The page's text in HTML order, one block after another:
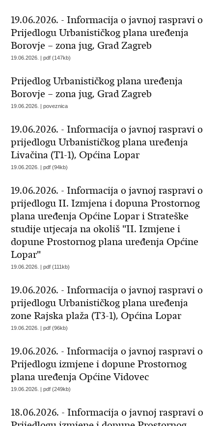
19.06.2026. - Informacija o javnoj raspravi o
Prijedlogu Urbanističkog plana uređenja
Borovje – zona jug, Grad Zagreb
19.06.2026. | pdf (147kb)
Prijedlog Urbanističkog plana uređenja
Borovje – zona jug, Grad Zagreb
19.06.2026. | poveznica
19.06.2026. - Informacija o javnoj raspravi o
prijedlogu Urbanističkog plana uređenja
Livačina (T1-1), Općina Lopar
19.06.2026. | pdf (94kb)
19.06.2026. - Informacija o javnoj raspravi o
prijedlogu II. Izmjena i dopuna Prostornog
plana uređenja Općine Lopar i Strateške
studije utjecaja na okoliš "II. Izmjene i
dopune Prostornog plana uređenja Općine
Lopar"
19.06.2026. | pdf (111kb)
19.06.2026. - Informacija o javnoj raspravi o
prijedlogu Urbanističkog plana uređenja
zone Rajska plaža (T3-1), Općina Lopar
19.06.2026. | pdf (96kb)
19.06.2026. - Informacija o javnoj raspravi o
Prijedlogu izmjene i dopune Prostornog
plana uređenja Općine Vidovec
19.06.2026. | pdf (249kb)
18.06.2026. - Informacija o javnoj raspravi o